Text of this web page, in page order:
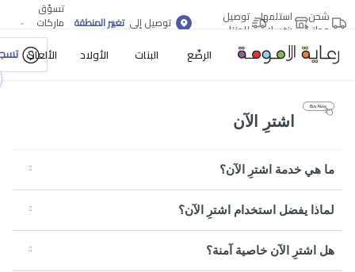
شحن
مجاني
استلمها
بنفسك
توصيل
للمنزل توصيل إلى تغيير المنطقة
تسوّق
ماركات
الرضّع البنات الأولاد الألعاب
اشترِ الآن
ما هي خدمة اشترِ الآن؟
لماذا يفضل استخدام اشترِ الآن؟
هل اشترِ الآن خاصية آمنة؟